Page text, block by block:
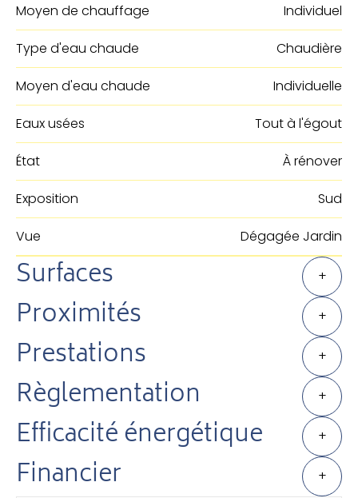
Moyen de chauffage Individuel
Type d'eau chaude Chaudière
Moyen d'eau chaude Individuelle
Eaux usées Tout à l'égout
État À rénover
Exposition Sud
Vue Dégagée Jardin
Surfaces +
Proximités +
Prestations +
Règlementation +
Efficacité énergétique +
Financier +